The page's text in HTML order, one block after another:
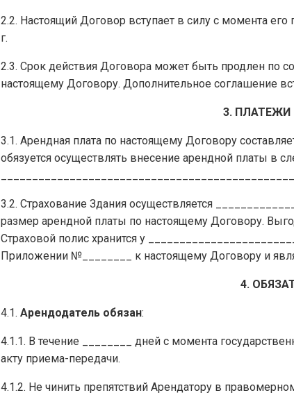
2.2. Настоящий Договор вступает в силу с момента
г.
2.3. Срок действия Договора может быть продлен по
настоящему Договору. Дополнительное соглашение
3. ПЛАТЕЖИ
3.1. Арендная плата по настоящему Договору
обязуется осуществлять внесение арендной платы в
3.2. Страхование Здания осуществляется
размер арендной платы по настоящему Договору.
Страховой полис хранится у
Приложении №________ к настоящему Договору и
4.
4.1. Арендодатель обязан:
4.1.1. В течение ________ дней с момента
акту приема-передачи.
4.1.2. Не чинить препятствий Арендатору в